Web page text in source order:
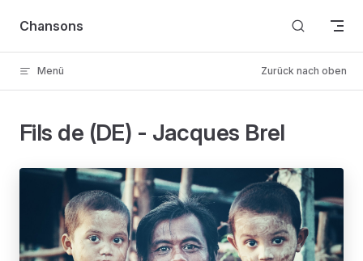
Skip to content
Chansons
Menü Zurück nach oben
Fils de (DE) - Jacques Brel